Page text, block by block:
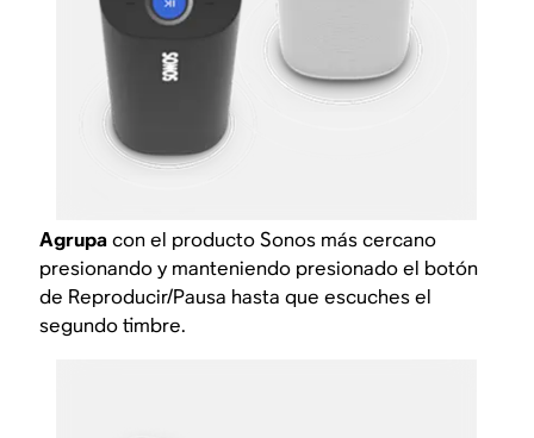
Agrupacon el producto Sonos más cercano
presionando y manteniendo presionado el botón
de Reproducir/Pausa hasta que escuches el
segundo timbre.